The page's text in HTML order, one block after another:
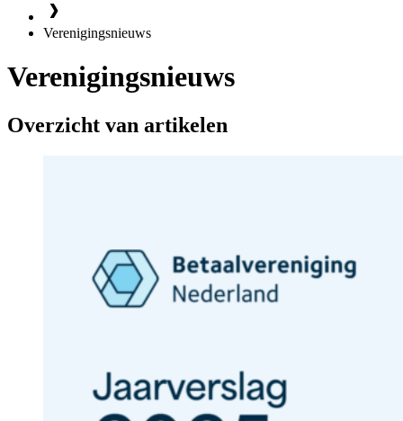
Verenigingsnieuws
Verenigingsnieuws
Overzicht van artikelen